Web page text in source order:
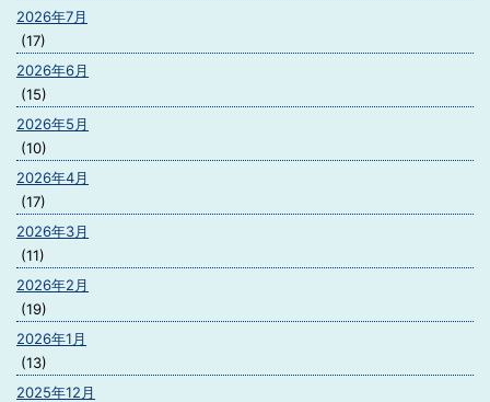
2026年7月
(17)
2026年6月
(15)
2026年5月
(10)
2026年4月
(17)
2026年3月
(11)
2026年2月
(19)
2026年1月
(13)
2025年12月